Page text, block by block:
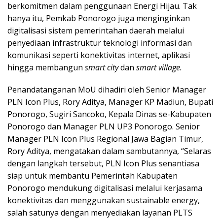
berkomitmen dalam penggunaan Energi Hijau. Tak
hanya itu, Pemkab Ponorogo juga menginginkan
digitalisasi sistem pemerintahan daerah melalui
penyediaan infrastruktur teknologi informasi dan
komunikasi seperti konektivitas internet, aplikasi
hingga membangun smart citydan smart village.
Penandatanganan MoU dihadiri oleh Senior Manager
PLN Icon Plus, Rory Aditya, Manager KP Madiun, Bupati
Ponorogo, Sugiri Sancoko, Kepala Dinas se-Kabupaten
Ponorogo dan Manager PLN UP3 Ponorogo. Senior
Manager PLN Icon Plus Regional Jawa Bagian Timur,
Rory Aditya, mengatakan dalam sambutannya, “Selaras
dengan langkah tersebut, PLN Icon Plus senantiasa
siap untuk membantu Pemerintah Kabupaten
Ponorogo mendukung digitalisasi melalui kerjasama
konektivitas dan menggunakan sustainable energy,
salah satunya dengan menyediakan layanan PLTS